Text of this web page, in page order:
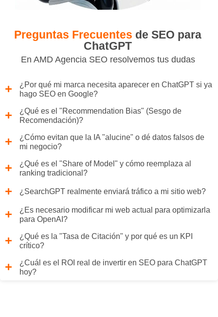
Preguntas Frecuentes de SEO para
ChatGPT
En AMD Agencia SEO resolvemos tus dudas
¿Por qué mi marca necesita aparecer en ChatGPT si ya
hago SEO en Google?
¿Qué es el "Recommendation Bias" (Sesgo de
Recomendación)?
¿Cómo evitan que la IA "alucine" o dé datos falsos de
mi negocio?
¿Qué es el "Share of Model" y cómo reemplaza al
ranking tradicional?
¿SearchGPT realmente enviará tráfico a mi sitio web?
¿Es necesario modificar mi web actual para optimizarla
para OpenAI?
¿Qué es la "Tasa de Citación" y por qué es un KPI
crítico?
¿Cuál es el ROI real de invertir en SEO para ChatGPT
hoy?